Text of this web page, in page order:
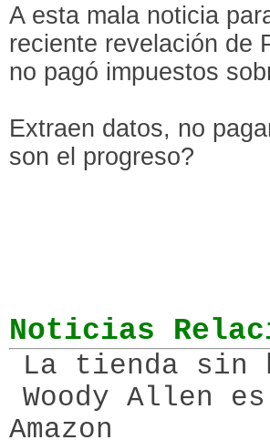
A esta mala noticia
reciente revelación de
no pagó impuestos
Extraen datos, no
son el progreso?
Noticias
La tienda sin
Woody Allen
Amazon